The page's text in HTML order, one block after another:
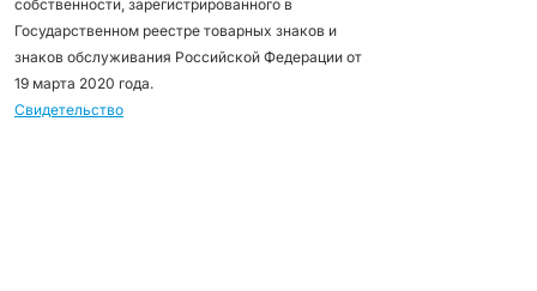
собственности, зарегистрированного в
Государственном реестре товарных знаков и
знаков обслуживания Российской Федерации от
19 марта 2020 года.
Свидетельство